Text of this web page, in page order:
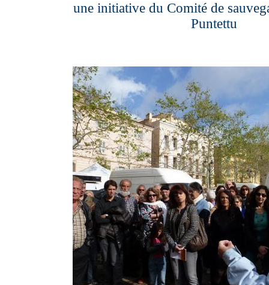
une initiative du Comité de
Puntettu